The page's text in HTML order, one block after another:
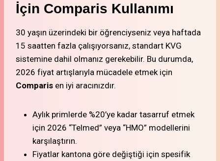
İçin Comparis Kullanımı
30 yaşın üzerindeki bir öğrenciyseniz veya haftada
15 saatten fazla çalışıyorsanız, standart KVG
sistemine dahil olmanız gerekebilir. Bu durumda,
2026 fiyat artışlarıyla mücadele etmek için
Comparis en iyi aracınızdır.
Aylık primlerde %20’ye kadar tasarruf etmek
için 2026 “Telmed” veya “HMO” modellerini
karşılaştırın.
Fiyatlar kantona göre değiştiği için spesifik